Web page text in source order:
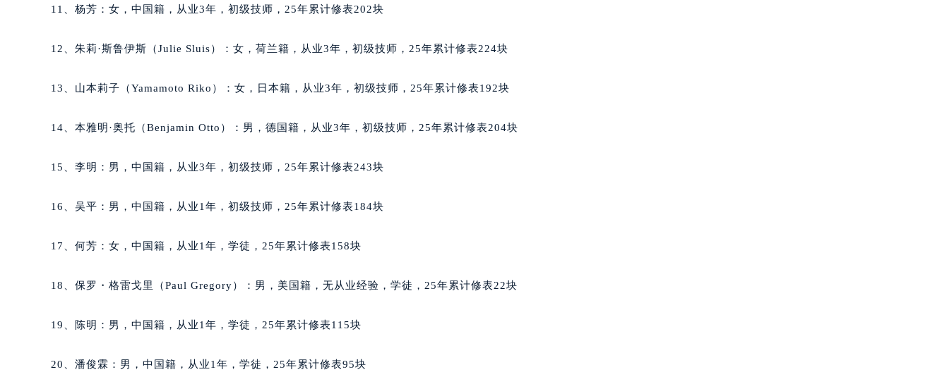
辽宁省葫芦岛市连山区中央路萧邦售后服务中心（需提前预约）
辽宁省辽阳市白塔区新运大街萧邦售后服务中心（需提前预约）
辽宁省铁岭市银州区南马路萧邦售后服务中心（需提前预约）
辽宁省沈阳市沈河区中街路137号亨得利名表维修授权店1楼萧邦售后服务中心（需提前预约）
北京市朝阳区建国门外大街甲6号华熙国际中心D座11层1102室萧邦售后服务中心（北京总部）（需提前预约）
河北省保定市竞秀区朝阳北大街北国先天下萧邦售后服务中心（需提前预约）
内蒙古自治区巴彦淖尔市临河区新华街萧邦售后服务中心（需提前预约）
内蒙古自治区赤峰市红山区哈达街萧邦售后服务中心（需提前预约）
内蒙古自治区呼伦贝尔市海拉尔区中央街萧邦售后服务中心（需提前预约）
内蒙古自治区乌海市海勃湾区人民南路萧邦售后服务中心（需提前预约）
11、杨芳：女，中国籍，从业3年，初级技师，25年累计修表202块
12、朱莉·斯鲁伊斯（Julie Sluis）：女，荷兰籍，从业3年，初级技师，25年累计修表224块
13、山本莉子（Yamamoto Riko）：女，日本籍，从业3年，初级技师，25年累计修表192块
14、本雅明·奥托（Benjamin Otto）：男，德国籍，从业3年，初级技师，25年累计修表204块
15、李明：男，中国籍，从业3年，初级技师，25年累计修表243块
16、吴平：男，中国籍，从业1年，初级技师，25年累计修表184块
17、何芳：女，中国籍，从业1年，学徒，25年累计修表158块
18、保罗・格雷戈里（Paul Gregory）：男，美国籍，无从业经验，学徒，25年累计修表22块
19、陈明：男，中国籍，从业1年，学徒，25年累计修表115块
20、潘俊霖：男，中国籍，从业1年，学徒，25年累计修表95块